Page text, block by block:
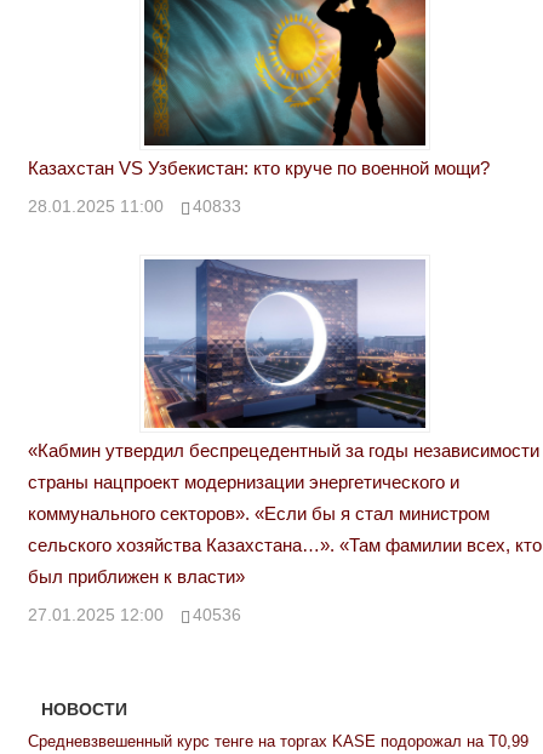
Казахстан VS Узбекистан: кто круче по военной мощи?
28.01.2025 11:00 40833
«Кабмин утвердил беспрецедентный за годы независимости
страны нацпроект модернизации энергетического и
коммунального секторов». «Если бы я стал министром
сельского хозяйства Казахстана…». «Там фамилии всех, кто
был приближен к власти»
27.01.2025 12:00 40536
НОВОСТИ
Средневзвешенный курс тенге на торгах KASE подорожал на Т0,99